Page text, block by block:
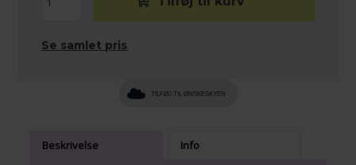
Se samlet pris
TILFØJ TIL ØNSKESKYEN
Beskrivelse Info